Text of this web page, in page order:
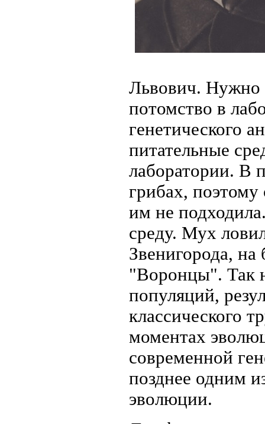
Львович. Нужно
потомство в
генетического
питательные
лаборатории. В
грибах, поэтому
им не
среду. Мух
Звенигорода,
"Воронцы". Так
популяций,
классического
моментах
современной
позднее одним
эволюции.